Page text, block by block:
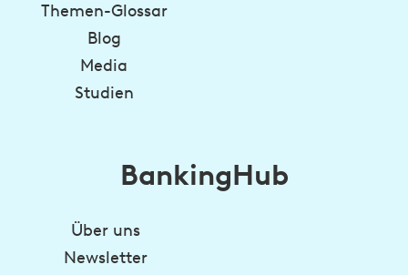
Themen-Glossar
Blog
Media
Studien
BankingHub
Über uns
Newsletter